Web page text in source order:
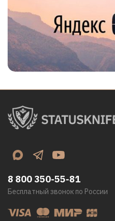
8 800 350-55-81
Бесплатный звонок по России